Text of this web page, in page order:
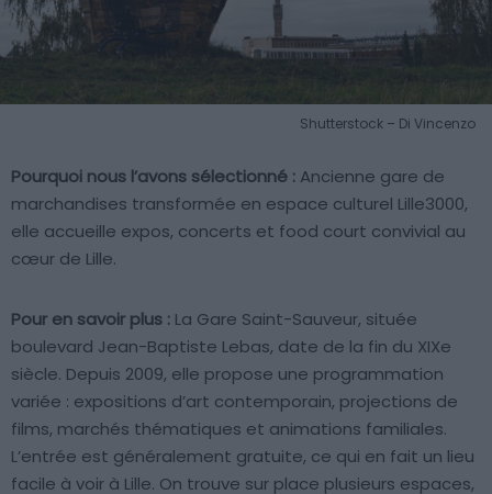
Shutterstock – Di Vincenzo
Pourquoi nous l’avons sélectionné : Ancienne gare de
marchandises transformée en espace culturel Lille3000,
elle accueille expos, concerts et food court convivial au
cœur de Lille.
Pour en savoir plus : La Gare Saint-Sauveur, située
boulevard Jean-Baptiste Lebas, date de la fin du XIXe
siècle. Depuis 2009, elle propose une programmation
variée : expositions d’art contemporain, projections de
films, marchés thématiques et animations familiales.
L’entrée est généralement gratuite, ce qui en fait un lieu
facile à voir à Lille. On trouve sur place plusieurs espaces,